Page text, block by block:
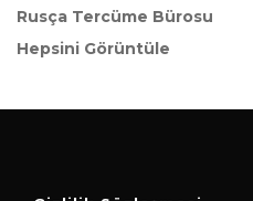
Rusça Tercüme Bürosu
Hepsini Görüntüle